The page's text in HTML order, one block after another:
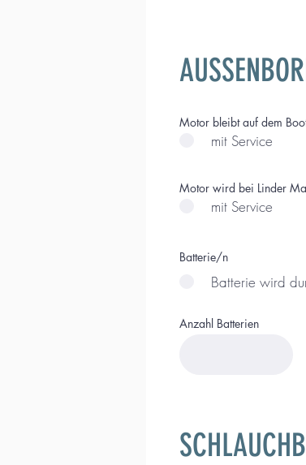
Motor bleibt auf dem
mit Service
Motor wird bei Linder
mit Service
Batterie/n
Batterie wird
Anzahl Batterien